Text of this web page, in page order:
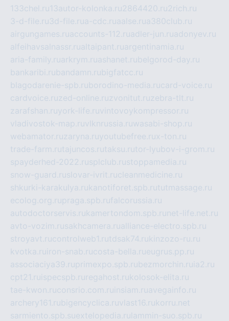
133chel.ru13autor-kolonka.ru2864420.ru2rich.ru
3-d-file.ru3d-file.rua-cdc.ruaalse.rua380club.ru
airgungames.ruaccounts-112.ruadler-jun.ruadonyev.ru
alfeihavsalnassr.rualtaipant.ruargentinamia.ru
aria-family.ruarkrym.ruashanet.rubelgorod-day.ru
bankaribi.rubandamn.rubigfatcc.ru
blagodarenie-spb.ruborodino-media.rucard-voice.ru
cardvoice.ruzed-online.ruzvonitut.ruzebra-tlt.ru
zarafshan.ruyork-life.ruvintovoykompressor.ru
vladivostok-map.ruvlknrussia.ruwasabi-shop.ru
webamator.ruzaryna.ruyoutubefree.rux-ton.ru
trade-farm.rutajuncos.rutaksu.rutor-lyubov-i-grom.ru
spayderhed-2022.rusplclub.rustoppamedia.ru
snow-guard.ruslovar-ivrit.rucleanmedicine.ru
shkurki-karakulya.rukanotiforet.spb.rututmassage.ru
ecolog.org.rupraga.spb.rufalcorussia.ru
autodoctorservis.rukamertondom.spb.ru net-life.net.ru
avto-vozim.rusakhcamera.rualliance-electro.spb.ru
stroyavt.rucontrolweb1.rutdsak74.rukinzozo-ru.ru
kvotka.ru iron-snab.rucosta-bella.rueugrus.pp.ru
associaciya39.ruprimexpo.spb.rubezmorchin.ru ia2.ru
cpt21.ru ispecspb.ru regahost.rukolosok-elita.ru
tae-kwon.ruconsrio.com.ru insiam.ruavegainfo.ru
archery161.rubigencyclica.ruvlast16.rukorru.net
sarmiento.spb.suextelopedia.ru lammin-suo.spb.ru